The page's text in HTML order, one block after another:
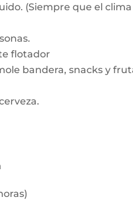
(Siempre que el
flotador
bandera, snacks y